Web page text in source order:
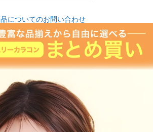
についてのお問い合わせ